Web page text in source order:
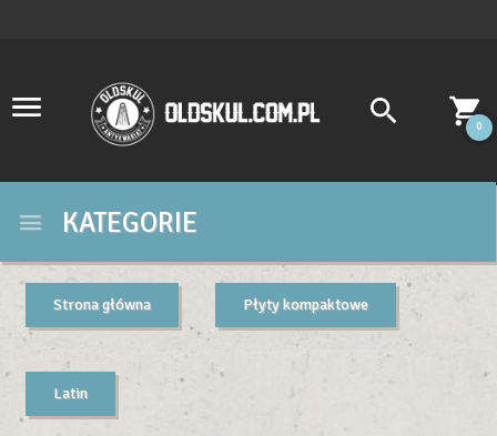
0
KATEGORIE
Strona główna Płyty kompaktowe
Latin